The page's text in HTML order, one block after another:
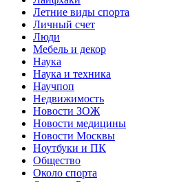
Летние виды спорта
Личный счет
Люди
Мебель и декор
Наука
Наука и техника
Научпоп
Недвижимость
Новости ЗОЖ
Новости медицины
Новости Москвы
Ноутбуки и ПК
Общество
Около спорта